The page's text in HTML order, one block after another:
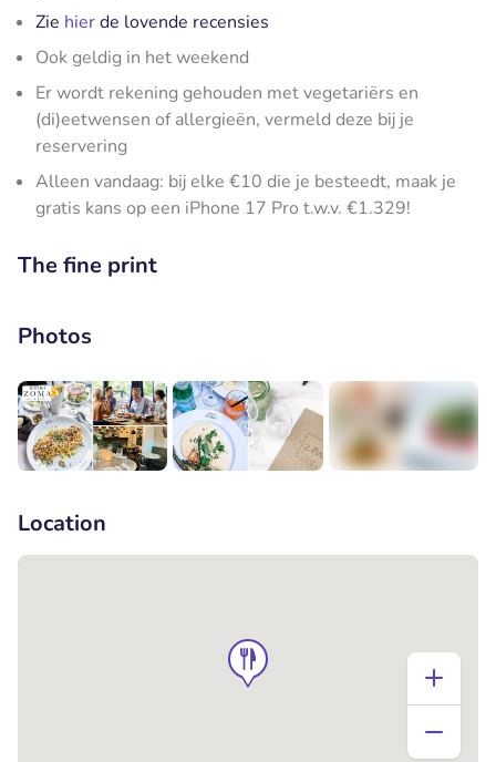
Zie hierde lovende recensies
Ook geldig in het weekend
Er wordt rekening gehouden met vegetariërs en
(di)eetwensen of allergieën, vermeld deze bij je
reservering
Alleen vandaag: bij elke €10 die je besteedt, maak je
gratis kans op een iPhone 17 Pro t.w.v. €1.329!
The fine print
Photos
Location